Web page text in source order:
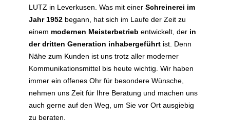
LUTZ in Leverkusen. Was mit einer Schreinerei im
Jahr 1952 begann, hat sich im Laufe der Zeit zu
einem modernen Meisterbetrieb entwickelt, der in
der dritten Generation inhabergeführt ist. Denn
Nähe zum Kunden ist uns trotz aller moderner
Kommunikationsmittel bis heute wichtig. Wir haben
immer ein offenes Ohr für besondere Wünsche,
nehmen uns Zeit für Ihre Beratung und machen uns
auch gerne auf den Weg, um Sie vor Ort ausgiebig
zu beraten.